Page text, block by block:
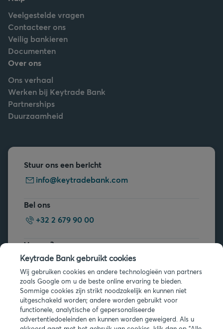
Veelgestelde vragen
Contacteer ons
Veilig bankieren
Documenten
Over ons
Ons verhaal
Werken bij Keytrade Bank
Partnerships
Duurzaamheid
Stuur ons een bericht
info@keytradebank.com
Bel ons
+32 2 679 90 00
Vragen?
Veelgestelde vragen
Keytrade Bank gebruikt cookies
Wij gebruiken cookies en andere technologieën van partners
zoals Google om u de beste online ervaring te bieden.
Sommige cookies zijn strikt noodzakelijk en kunnen niet
uitgeschakeld worden; andere worden gebruikt voor
functionele, analytische of gepersonaliseerde
advertentiedoeleinden en kunnen worden geweigerd. Als u